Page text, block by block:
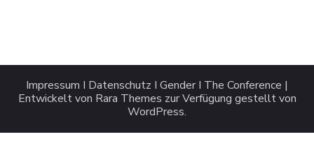
Impressum I Datenschutz I Gender I The Conference |
Entwickelt von Rara Themes zur Verfügung gestellt von
WordPress.